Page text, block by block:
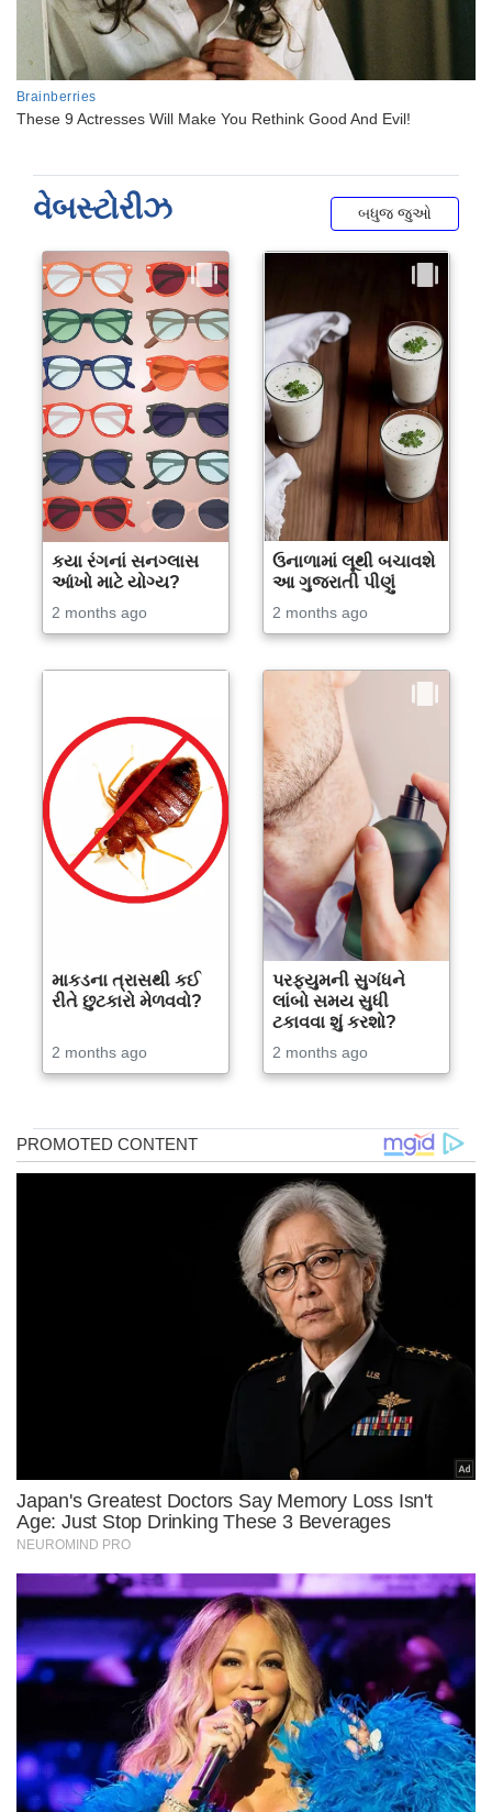
વેબસ્ટોરીઝ બધુજ જુઓ
કયા રંગનાં સનગ્લાસ
આંખો માટે યોગ્ય?
2 months ago
ઉનાળામાં લૂથી બચાવશે
આ ગુજરાતી પીણું
2 months ago
માકડના ત્રાસથી કઈ
રીતે છુટકારો મેળવવો?
2 months ago
પરફ્યુમની સુગંધને
લાંબો સમય સુધી
ટકાવવા શું કરશો?
2 months ago